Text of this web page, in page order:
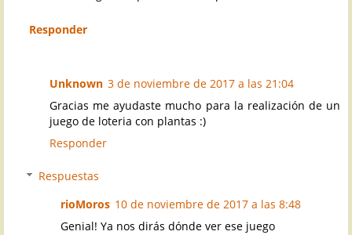
Responder
Unknown 3 de noviembre de 2017 a las 21:04
Gracias me ayudaste mucho para la realización de un
juego de loteria con plantas :)
Responder
Respuestas
rioMoros 10 de noviembre de 2017 a las 8:48
Genial! Ya nos dirás dónde ver ese juego